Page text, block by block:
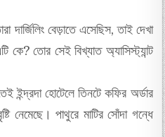
বেড়াতে এসেছিস, তাই দেখা
কে? তোর সেই বিখ্যাত অ্যাসিস্ট্যান্ট
ইন্দ্রদা হোটেলে তিনটে কফির অর্ডার
নেমেছে। পাথুরে মাটির সোঁদা গন্ধে